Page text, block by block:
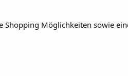
Shopping Möglichkeiten sowie